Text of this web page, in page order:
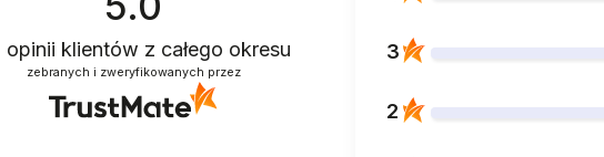
opinii klientów z całego okresu
zebranych i zweryfikowanych przez
3
2